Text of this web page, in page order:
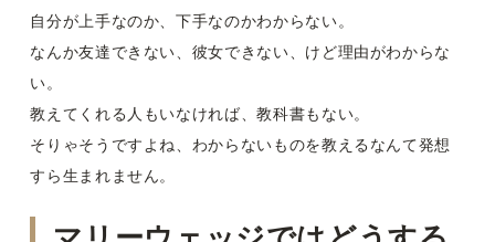
自分が上手なのか、下手なのかわからない。
なんか友達できない、彼女できない、けど理由がわからな
い。
教えてくれる人もいなければ、教科書もない。
そりゃそうですよね、わからないものを教えるなんて発想
すら生まれません。